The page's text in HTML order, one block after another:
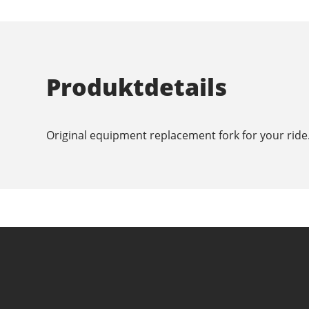
Produktdetails
Original equipment replacement fork for your